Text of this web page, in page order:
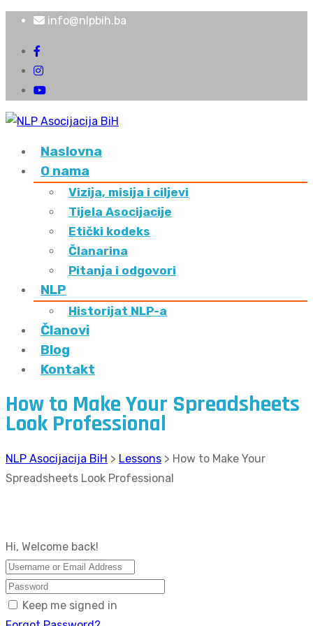
info@nlpbih.ba
Naslovna
O nama
Vizija, misija i ciljevi
Tijela Asocijacije
Etički kodeks
Članarina
Pitanja i odgovori
NLP
Historijat NLP-a
Članovi
Blog
Kontakt
How to Make Your Spreadsheets
Look Professional
NLP Asocijacija BiH > Lessons > How to Make Your
Spreadsheets Look Professional
Hi, Welcome back!
Keep me signed in